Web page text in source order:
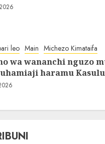
leo Main Michezo Kimataifa
wa wananchi nguzo
haramu Kasulu